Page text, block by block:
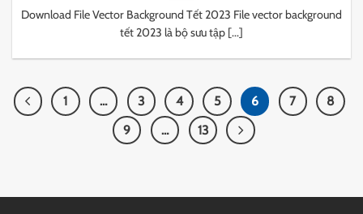
Download File Vector Background Tết 2023 File vector background
tết 2023 là bộ sưu tập [...]
1 … 3 4 5 6 7
8
9
… 13